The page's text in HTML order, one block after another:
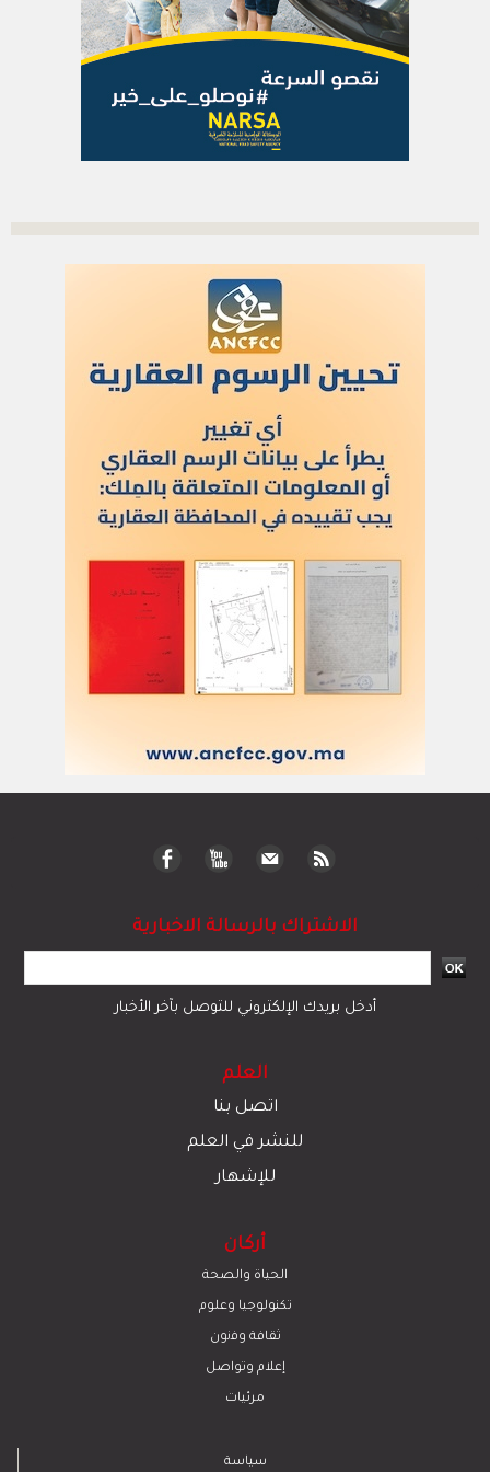
الاشتراك بالرسالة الاخبارية
أدخل بريدك الإلكتروني للتوصل بآخر الأخبار
العلم
اتصل بنا
للنشر في العلم
للإشهار
أركان
الحياة والصحة
تكنولوجيا وعلوم
ﺛﻘﺎﻓﺔ وﻓﻧون
إعلام وتواصل
مرئيات
سياسة